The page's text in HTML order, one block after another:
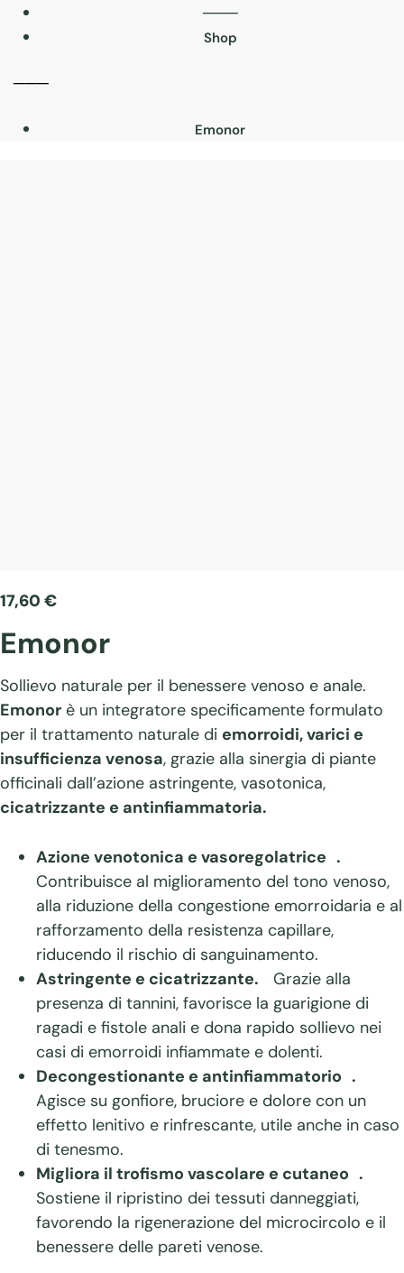
───
Shop
───
Emonor
17,60 €
Emonor
Sollievo naturale per il benessere venoso e anale.
Emonor è un integratore specificamente formulato
per il trattamento naturale di emorroidi, varici e
insufficienza venosa, grazie alla sinergia di piante
officinali dall’azione astringente, vasotonica,
cicatrizzante e antinfiammatoria.
Azione venotonica e vasoregolatrice .
Contribuisce al miglioramento del tono venoso,
alla riduzione della congestione emorroidaria e al
rafforzamento della resistenza capillare,
riducendo il rischio di sanguinamento.
Astringente e cicatrizzante. Grazie alla
presenza di tannini, favorisce la guarigione di
ragadi e fistole anali e dona rapido sollievo nei
casi di emorroidi infiammate e dolenti.
Decongestionante e antinfiammatorio .
Agisce su gonfiore, bruciore e dolore con un
effetto lenitivo e rinfrescante, utile anche in caso
di tenesmo.
Migliora il trofismo vascolare e cutaneo .
Sostiene il ripristino dei tessuti danneggiati,
favorendo la rigenerazione del microcircolo e il
benessere delle pareti venose.